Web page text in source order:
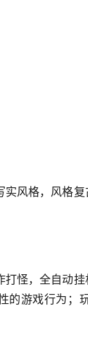
风格，风格
怪，全自动
的游戏行为；